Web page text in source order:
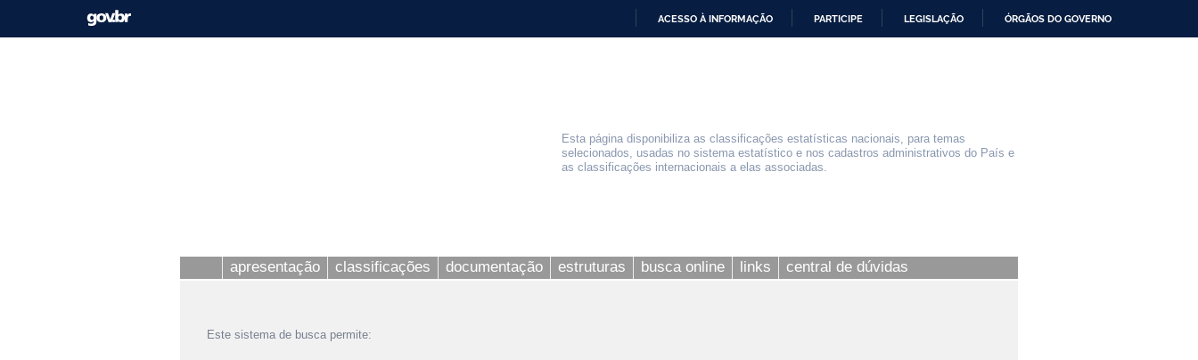
ACESSO À INFORMAÇÃO PARTICIPE LEGISLAÇÃO ÓRGÃOS DO GOVERNO
Esta página disponibiliza as classificações estatísticas nacionais, para temas
selecionados, usadas no sistema estatístico e nos cadastros administrativos do País e
as classificações internacionais a elas associadas.
apresentação classificações documentação estruturas busca online links central de dúvidas
Este sistema de busca permite: